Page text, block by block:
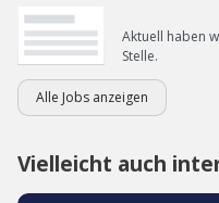
Aktuell haben
Stelle.
Alle Jobs anzeigen
Vielleicht auch